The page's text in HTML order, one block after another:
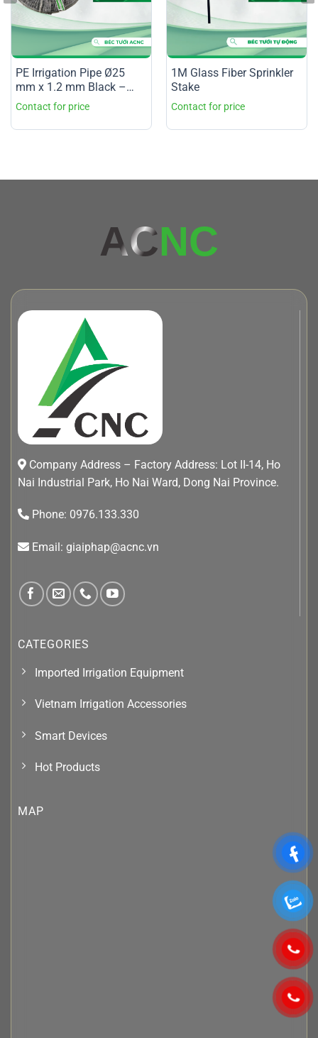
PE Irrigation Pipe Ø25
mm x 1.2 mm Black –
ACNC – Grade 1
1M Glass Fiber Sprinkler
Stake
ACNC
Company Address – Factory Address: Lot II-14, Ho
Nai Industrial Park, Ho Nai Ward, Dong Nai Province.
Phone: 0976.133.330
Email: giaiphap@acnc.vn
CATEGORIES
Imported Irrigation Equipment
Vietnam Irrigation Accessories
Smart Devices
Hot Products
MAP